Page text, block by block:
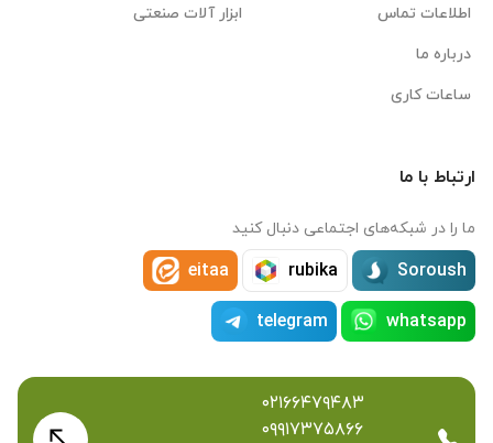
اطلاعات تماس
درباره ما
ساعات کاری
ابزار آلات صنعتی
ارتباط با ما
ما را در شبکه‌های اجتماعی دنبال کنید
Soroush
rubika
eitaa
whatsapp
telegram
۰۲۱۶۶۴۷۹۴۸۳
۰۹۹۱۷۳۷۵۸۶۶